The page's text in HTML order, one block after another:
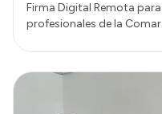
Firma Digital Remota
profesionales de la